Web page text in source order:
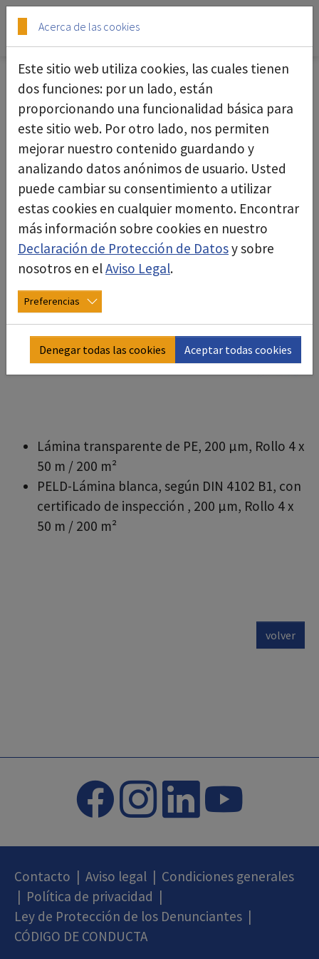
Skip to main content
Skip to page footer
Láminas
Lámina transparente de PE, 200 µm, Rollo 4 x
50 m / 200 m²
PELD-Lámina blanca, según DIN 4102 B1, con
certificado de inspección , 200 µm, Rollo 4 x
50 m / 200 m²
volver
Contacto Aviso legal
Condiciones generales
Política de privacidad
Ley de Protección de los Denunciantes
CÓDIGO DE CONDUCTA
Acerca de las cookies
Este sitio web utiliza cookies, las cuales tienen
dos funciones: por un lado, están
proporcionando una funcionalidad básica para
este sitio web. Por otro lado, nos permiten
mejorar nuestro contenido guardando y
analizando datos anónimos de usuario. Usted
puede cambiar su consentimiento a utilizar
estas cookies en cualquier momento. Encontrar
más información sobre cookies en nuestro
Declaración de Protección de Datosy sobre
nosotros en elAviso Legal.
Preferencias
Denegar todas las cookies Aceptar todas cookies